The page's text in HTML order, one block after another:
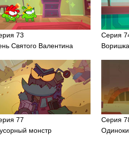
73
Святого Валентина
Серия
77
монстр
Серия